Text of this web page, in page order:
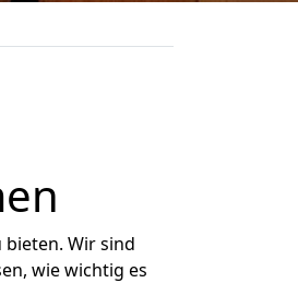
bieten. Wir sind
wie wichtig es